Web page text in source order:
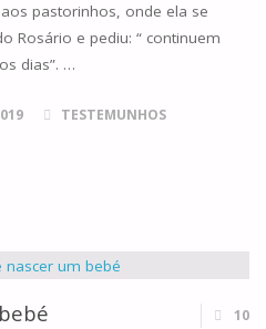
pastorinhos, onde ela se
Rosário e pediu: “ continuem
dias”. …
TESTEMUNHOS
10